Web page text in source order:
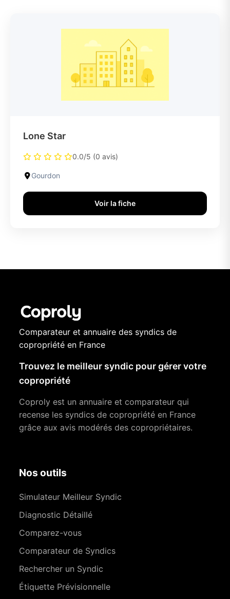
Lone Star
0.0/5 (0 avis)
Gourdon
Voir la fiche
Comparateur et annuaire des syndics de
copropriété en France
Trouvez le meilleur syndic pour gérer votre
copropriété
Coproly est un annuaire et comparateur qui
recense les syndics de copropriété en France
grâce aux avis modérés des copropriétaires.
Nos outils
Simulateur Meilleur Syndic
Diagnostic Détaillé
Comparez-vous
Comparateur de Syndics
Rechercher un Syndic
Étiquette Prévisionnelle